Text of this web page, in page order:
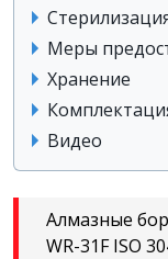
Меры
Хранение
Видео
Алмазные
WR-31F ISO